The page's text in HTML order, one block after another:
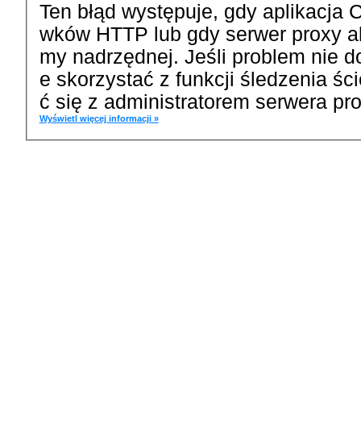
Ten błąd występuje, gdy aplikacja
wków HTTP lub gdy serwer proxy
my nadrzędnej. Jeśli problem nie
e skorzystać z funkcji śledzenia
ć się z administratorem serwera
Wyświetl więcej informacji »